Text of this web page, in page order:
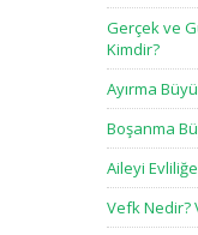
Gerçek ve
Kimdir?
Ayırma
Boşanma
Aileyi
Vefk Nedir?